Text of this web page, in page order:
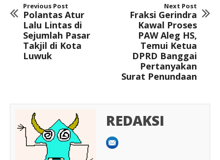
Previous Post
Polantas Atur
Lalu Lintas di
Sejumlah Pasar
Takjil di Kota
Luwuk
Next Post
Fraksi Gerindra
Kawal Proses
PAW Aleg HS,
Temui Ketua
DPRD Banggai
Pertanyakan
Surat Penundaan
REDAKSI